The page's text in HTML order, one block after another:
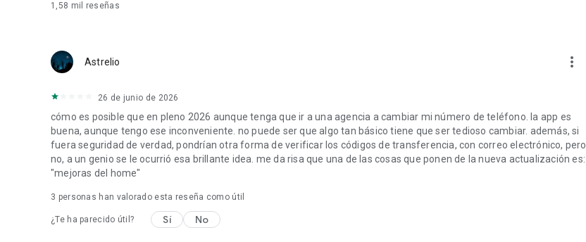
1,58 mil reseñas
Astrelio more_vert
26 de junio de 2026
cómo es posible que en pleno 2026 aunque tenga que ir a una agencia a cambiar mi número de teléfono. la app es
buena, aunque tengo ese inconveniente. no puede ser que algo tan básico tiene que ser tedioso cambiar. además, si
fuera seguridad de verdad, pondrían otra forma de verificar los códigos de transferencia, con correo electrónico, pero
no, a un genio se le ocurrió esa brillante idea. me da risa que una de las cosas que ponen de la nueva actualización es:
"mejoras del home"
3 personas han valorado esta reseña como útil
¿Te ha parecido útil? Sí No